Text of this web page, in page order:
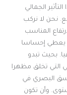
الجمالي
لا نركب
المناسب
إحساسا
تبدو
تخلق مظهرا
البصري في
وأن تكون